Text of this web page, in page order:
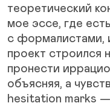
теоретический
мое эссе, где
с формалистами,
проект строился
пронести
объясняя, а
hesitation marks —